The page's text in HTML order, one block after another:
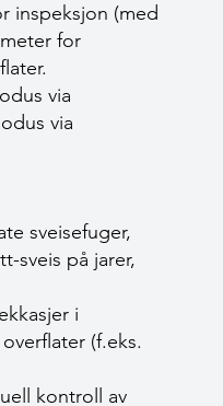
inspeksjon (med
for
via
via
sveisefuger,
sveis på jarer,
i
(f.eks.
kontroll av